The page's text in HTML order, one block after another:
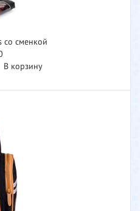
со сменкой
В корзину